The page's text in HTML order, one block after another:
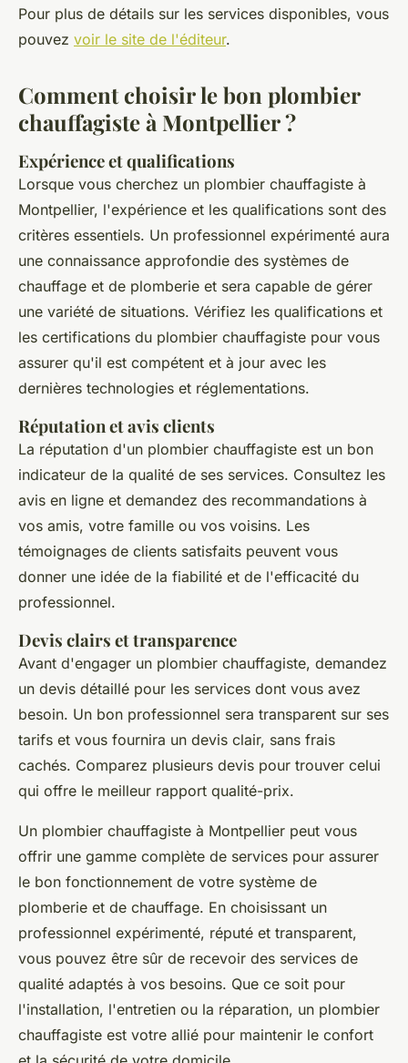
Pour plus de détails sur les services disponibles, vous
pouvez voir le site de l'éditeur.
Comment choisir le bon plombier
chauffagiste à Montpellier ?
Expérience et qualifications
Lorsque vous cherchez un plombier chauffagiste à
Montpellier, l'expérience et les qualifications sont des
critères essentiels. Un professionnel expérimenté aura
une connaissance approfondie des systèmes de
chauffage et de plomberie et sera capable de gérer
une variété de situations. Vérifiez les qualifications et
les certifications du plombier chauffagiste pour vous
assurer qu'il est compétent et à jour avec les
dernières technologies et réglementations.
Réputation et avis clients
La réputation d'un plombier chauffagiste est un bon
indicateur de la qualité de ses services. Consultez les
avis en ligne et demandez des recommandations à
vos amis, votre famille ou vos voisins. Les
témoignages de clients satisfaits peuvent vous
donner une idée de la fiabilité et de l'efficacité du
professionnel.
Devis clairs et transparence
Avant d'engager un plombier chauffagiste, demandez
un devis détaillé pour les services dont vous avez
besoin. Un bon professionnel sera transparent sur ses
tarifs et vous fournira un devis clair, sans frais
cachés. Comparez plusieurs devis pour trouver celui
qui offre le meilleur rapport qualité-prix.
Un plombier chauffagiste à Montpellier peut vous
offrir une gamme complète de services pour assurer
le bon fonctionnement de votre système de
plomberie et de chauffage. En choisissant un
professionnel expérimenté, réputé et transparent,
vous pouvez être sûr de recevoir des services de
qualité adaptés à vos besoins. Que ce soit pour
l'installation, l'entretien ou la réparation, un plombier
chauffagiste est votre allié pour maintenir le confort